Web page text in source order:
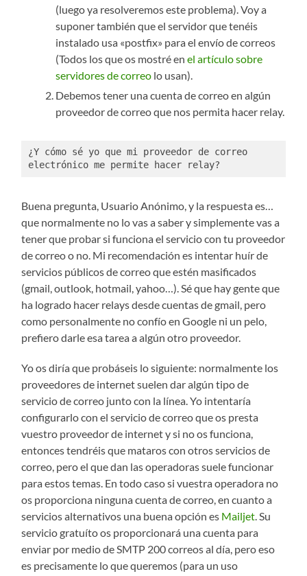
(luego ya resolveremos este problema). Voy a
suponer también que el servidor que tenéis
instalado usa «postfix» para el envío de correos
(Todos los que os mostré enel artículo sobre
servidores de correo lo usan).
Debemos tener una cuenta de correo en algún
proveedor de correo que nos permita hacer relay.
¿Y cómo sé yo que mi proveedor de correo
electrónico me permite hacer relay?
Buena pregunta, Usuario Anónimo, y la respuesta es…
que normalmente no lo vas a saber y simplemente vas a
tener que probar si funciona el servicio con tu proveedor
de correo o no. Mi recomendación es intentar huír de
servicios públicos de correo que estén masificados
(gmail, outlook, hotmail, yahoo…). Sé que hay gente que
ha logrado hacer relays desde cuentas de gmail, pero
como personalmente no confío en Google ni un pelo,
prefiero darle esa tarea a algún otro proveedor.
Yo os diría que probáseis lo siguiente: normalmente los
proveedores de internet suelen dar algún tipo de
servicio de correo junto con la línea. Yo intentaría
configurarlo con el servicio de correo que os presta
vuestro proveedor de internet y si no os funciona,
entonces tendréis que mataros con otros servicios de
correo, pero el que dan las operadoras suele funcionar
para estos temas. En todo caso si vuestra operadora no
os proporciona ninguna cuenta de correo, en cuanto a
servicios alternativos una buena opción es Mailjet. Su
servicio gratuíto os proporcionará una cuenta para
enviar por medio de SMTP 200 correos al día, pero eso
es precisamente lo que queremos (para un uso